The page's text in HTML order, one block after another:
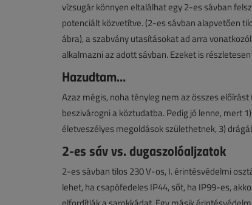
vízsugár könnyen eltalálhat egy 2-es sávban
potenciált közvetítve. (2-es sávban alapvetően
ábra), a szabvány utasításokat ad arra
alkalmazni az adott sávban. Ezeket is
Hazudtam…
Azaz mégis, noha tényleg nem az összes
beszivárogni a köztudatba. Pedig jó lenne, mert
életveszélyes megoldások születhetnek, 3)
2-es sáv vs. dugaszolóaljzatok
2-es sávban tilos 230 V-os, I. érintésvédelmi
lehet, ha csapófedeles IP44, sőt, ha IP99-es,